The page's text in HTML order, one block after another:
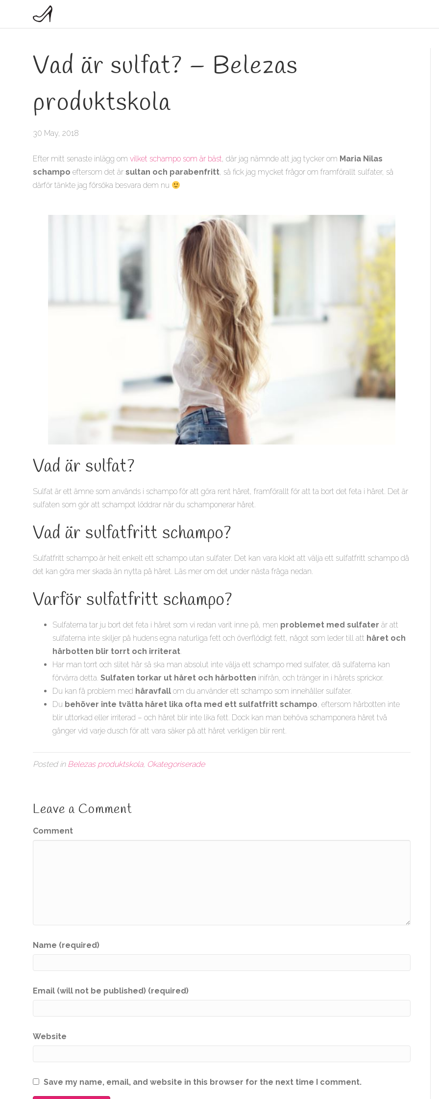
Vad är sulfat? – Belezas
produktskola
30 May, 2018
Efter mitt senaste inlägg omvilket schampo som är bäst, där jag nämnde att jag tycker om Maria Nilas
schampo eftersom det ärsultan och parabenfritt, så fick jag mycket frågor om framförallt sulfater, så
därför tänkte jag försöka besvara dem nu
Vad är sulfat?
Sulfat är ett ämne som används i schampo för att göra rent håret, framförallt för att ta bort det feta i håret. Det är
sulfaten som gör att schampot löddrar när du schamponerar håret.
Vad är sulfatfritt schampo?
Sulfatfritt schampo är helt enkelt ett schampo utan sulfater. Det kan vara klokt att välja ett sulfatfritt schampo då
det kan göra mer skada än nytta på håret. Läs mer om det under nästa fråga nedan.
Varför sulfatfritt schampo?
Sulfaterna tar ju bort det feta i håret som vi redan varit inne på, men problemet med sulfater är att
sulfaterna inte skiljer på hudens egna naturliga fett och överflödigt fett, något som leder till att håret och
hårbotten blir torrt och irriterat.
Har man torrt och slitet hår så ska man absolut inte välja ett schampo med sulfater, då sulfaterna kan
förvärra detta.Sulfaten torkar ut håret och hårbotten inifrån, och tränger in i hårets sprickor.
Du kan få problem med håravfall om du använder ett schampo som innehåller sulfater.
Du behöver inte tvätta håret lika ofta med ett sulfatfritt schampo, eftersom hårbotten inte
blir uttorkad eller irriterad – och håret blir inte lika fett. Dock kan man behöva schamponera håret två
gånger vid varje dusch för att vara säker på att håret verkligen blir rent.
Posted in Belezas produktskola, Okategoriserade
Leave a Comment
Comment
Name (required)
Email (will not be published) (required)
Website
Save my name, email, and website in this browser for the next time I comment.